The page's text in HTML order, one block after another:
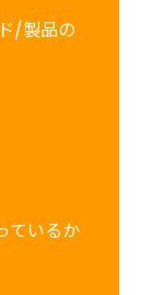
/製品の
ているか